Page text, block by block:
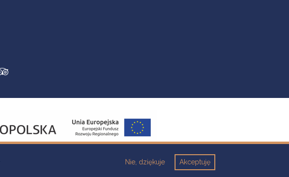
Akceptuję
Nie, dziękuje